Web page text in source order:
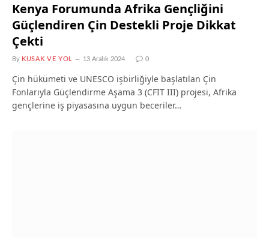
Kenya Forumunda Afrika Gençliğini
Güçlendiren Çin Destekli Proje Dikkat
Çekti
By KUSAK VE YOL 13 Aralık 2024 0
Çin hükümeti ve UNESCO işbirliğiyle başlatılan Çin
Fonlarıyla Güçlendirme Aşama 3 (CFIT III) projesi, Afrika
gençlerine iş piyasasına uygun beceriler…